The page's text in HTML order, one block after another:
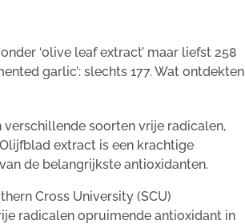
‘olive leaf extract’ maar liefst 258
garlic’: slechts 177. Wat ontdekten
soorten vrije radicalen,
extract is een krachtige
de belangrijkste antioxidanten.
Cross University (SCU)
radicalen opruimende antioxidant in